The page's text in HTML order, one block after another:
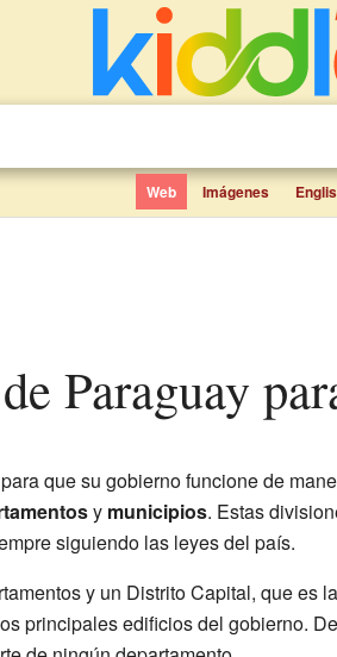
Web Imágenes
de Paraguay
que su gobierno funcione de
y municipios. Estas
siguiendo las leyes del país.
y un Distrito Capital, que es
principales edificios del gobierno.